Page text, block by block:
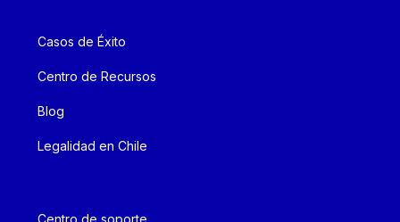
Casos de Éxito
Centro de Recursos
Blog
Legalidad en Chile
Centro de soporte